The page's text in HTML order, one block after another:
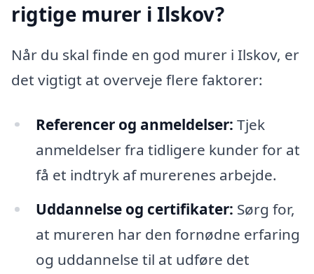
rigtige murer i Ilskov?
Når du skal finde en god murer i Ilskov, er
det vigtigt at overveje flere faktorer:
Referencer og anmeldelser: Tjek
anmeldelser fra tidligere kunder for at
få et indtryk af murerenes arbejde.
Uddannelse og certifikater: Sørg for,
at mureren har den fornødne erfaring
og uddannelse til at udføre det